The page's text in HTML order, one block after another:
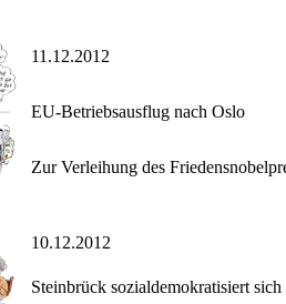
11.12.2012
EU-Betriebsausflug nach Oslo
Zur Verleihung des
10.12.2012
Steinbrück sozialdemokratisiert sich